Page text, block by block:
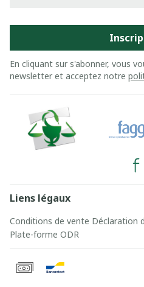
En cliquant sur s'abonner, vous
newsletter et acceptez notre
Liens légaux
Conditions de vente Déclaration
Plate-forme ODR